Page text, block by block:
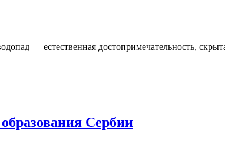
— естественная достопримечательность,
Сербии